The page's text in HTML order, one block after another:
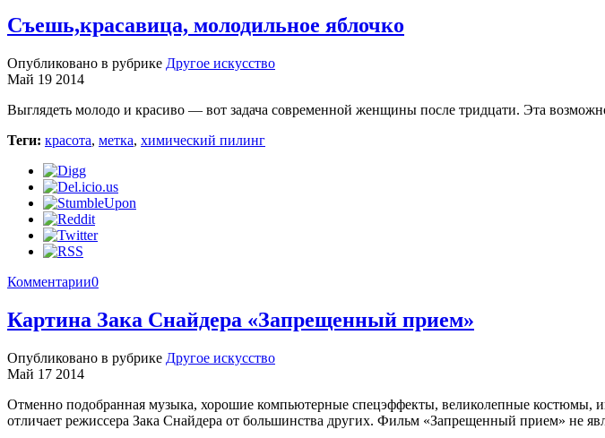
Съешь,красавица, молодильное яблочко
Опубликовано в рубрике Другое искусство
Май 19 2014
Выглядеть молодо и красиво — вот задача современной женщины после тридцати. Эта
Теги: красота, метка, химический пилинг
Комментарии0
Картина Зака Снайдера «Запрещенный прием»
Опубликовано в рубрике Другое искусство
Май 17 2014
Отменно подобранная музыка, хорошие компьютерные спецэффекты, великолепные костюмы,
отличает режиссера Зака Снайдера от большинства других. Фильм «Запрещенный прием» не